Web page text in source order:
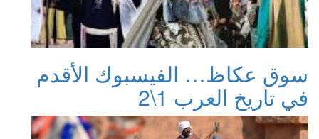
سوق عكاظ… الفيسبوك الأقدم
في تاريخ العرب 1\2